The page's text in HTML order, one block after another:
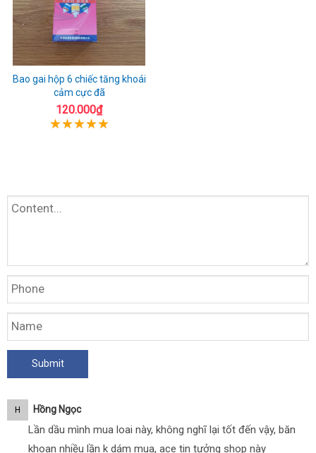
Bao gai hộp 6 chiếc tăng khoái
cảm cực đã
120.000₫
H Hồng Ngọc
Lần dầu mình mua loai này, không nghĩ lại tốt đến vậy, băn
khoan nhiều lần k dám mua, ace tin tưởng shop này